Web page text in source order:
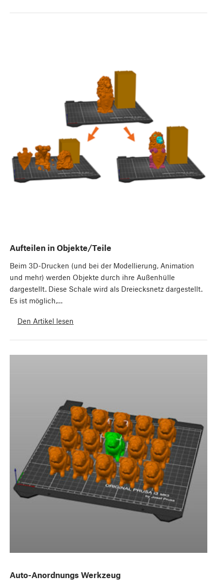
Aufteilen in Objekte/Teile
Beim 3D-Drucken (und bei der Modellierung, Animation
und mehr) werden Objekte durch ihre Außenhülle
dargestellt. Diese Schale wird als Dreiecksnetz dargestellt.
Es ist möglich,…
Den Artikel lesen
Auto-Anordnungs Werkzeug